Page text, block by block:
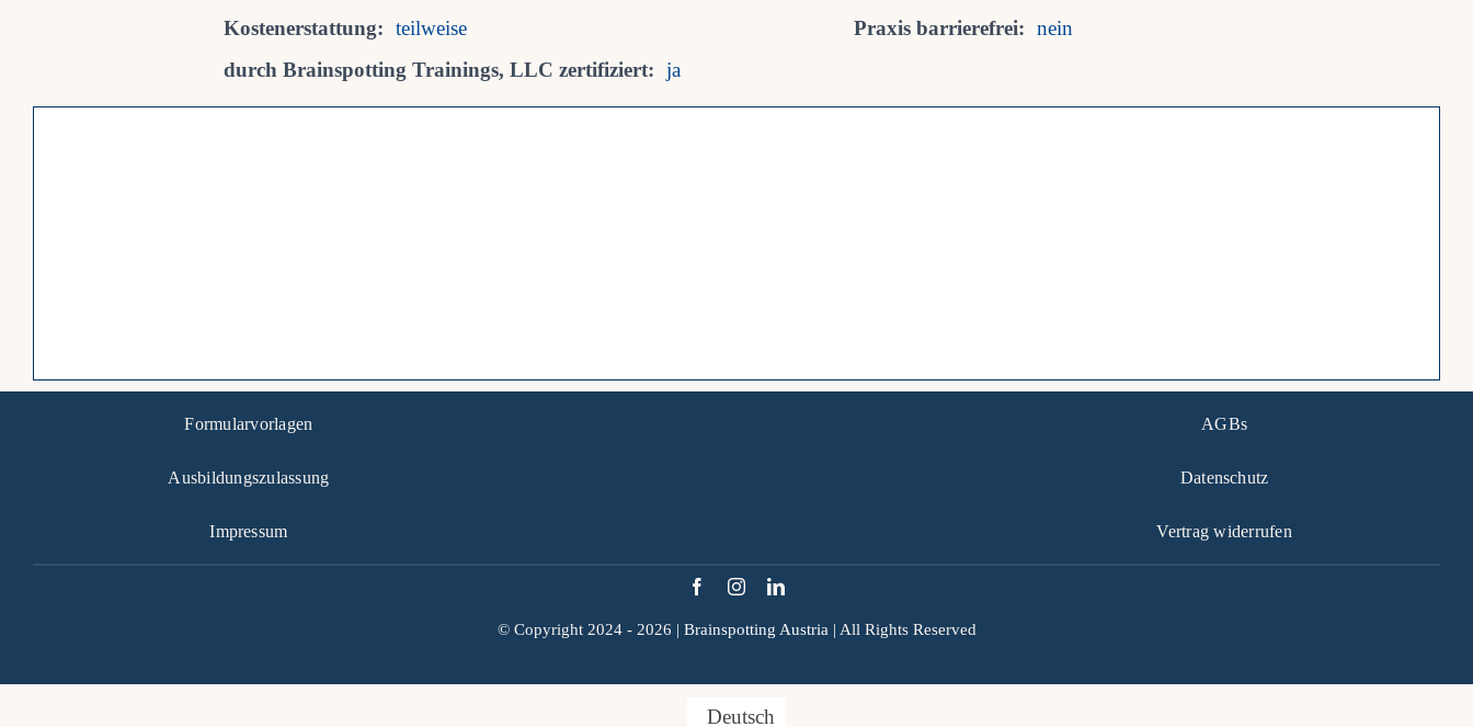
Kostenerstattung: teilweise Praxis barrierefrei: nein
durch Brainspotting Trainings, LLC zertifiziert: ja
Formularvorlagen
Ausbildungszulassung
Impressum
AGBs
Datenschutz
Vertrag widerrufen
© Copyright 2024 - 2026 | Brainspotting Austria| All Rights Reserved
Deutsch